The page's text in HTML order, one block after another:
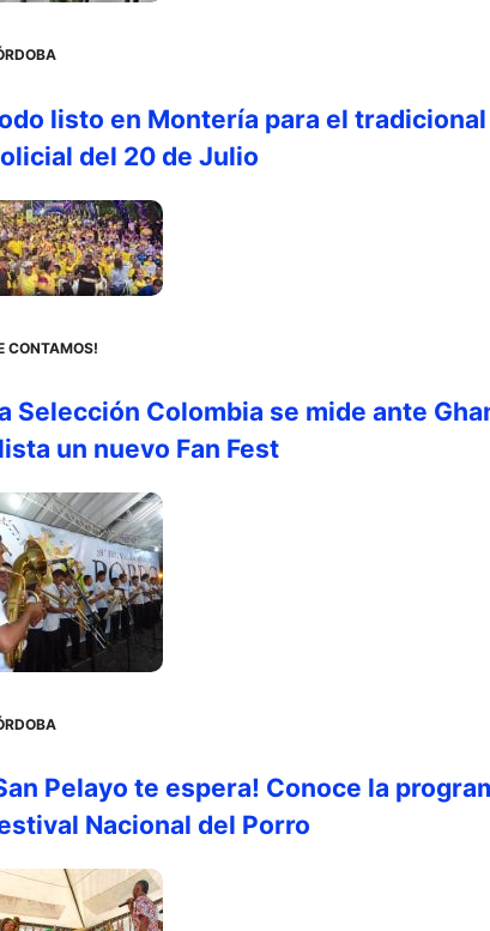
listo en Montería para el
del 20 de Julio
CONTAMOS!
Selección Colombia se mide ante
un nuevo Fan Fest
Pelayo te espera! Conoce la
Nacional del Porro